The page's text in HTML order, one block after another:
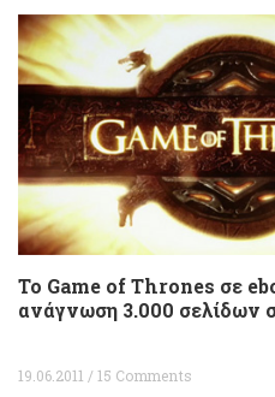
Το Game of Thrones σε
ανάγνωση 3.000 σελίδων
19.06.2011 / 15 Comments